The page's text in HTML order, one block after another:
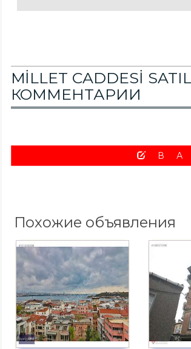
MİLLET CADDESİ
КОММЕНТАРИИ
Похожие объявления